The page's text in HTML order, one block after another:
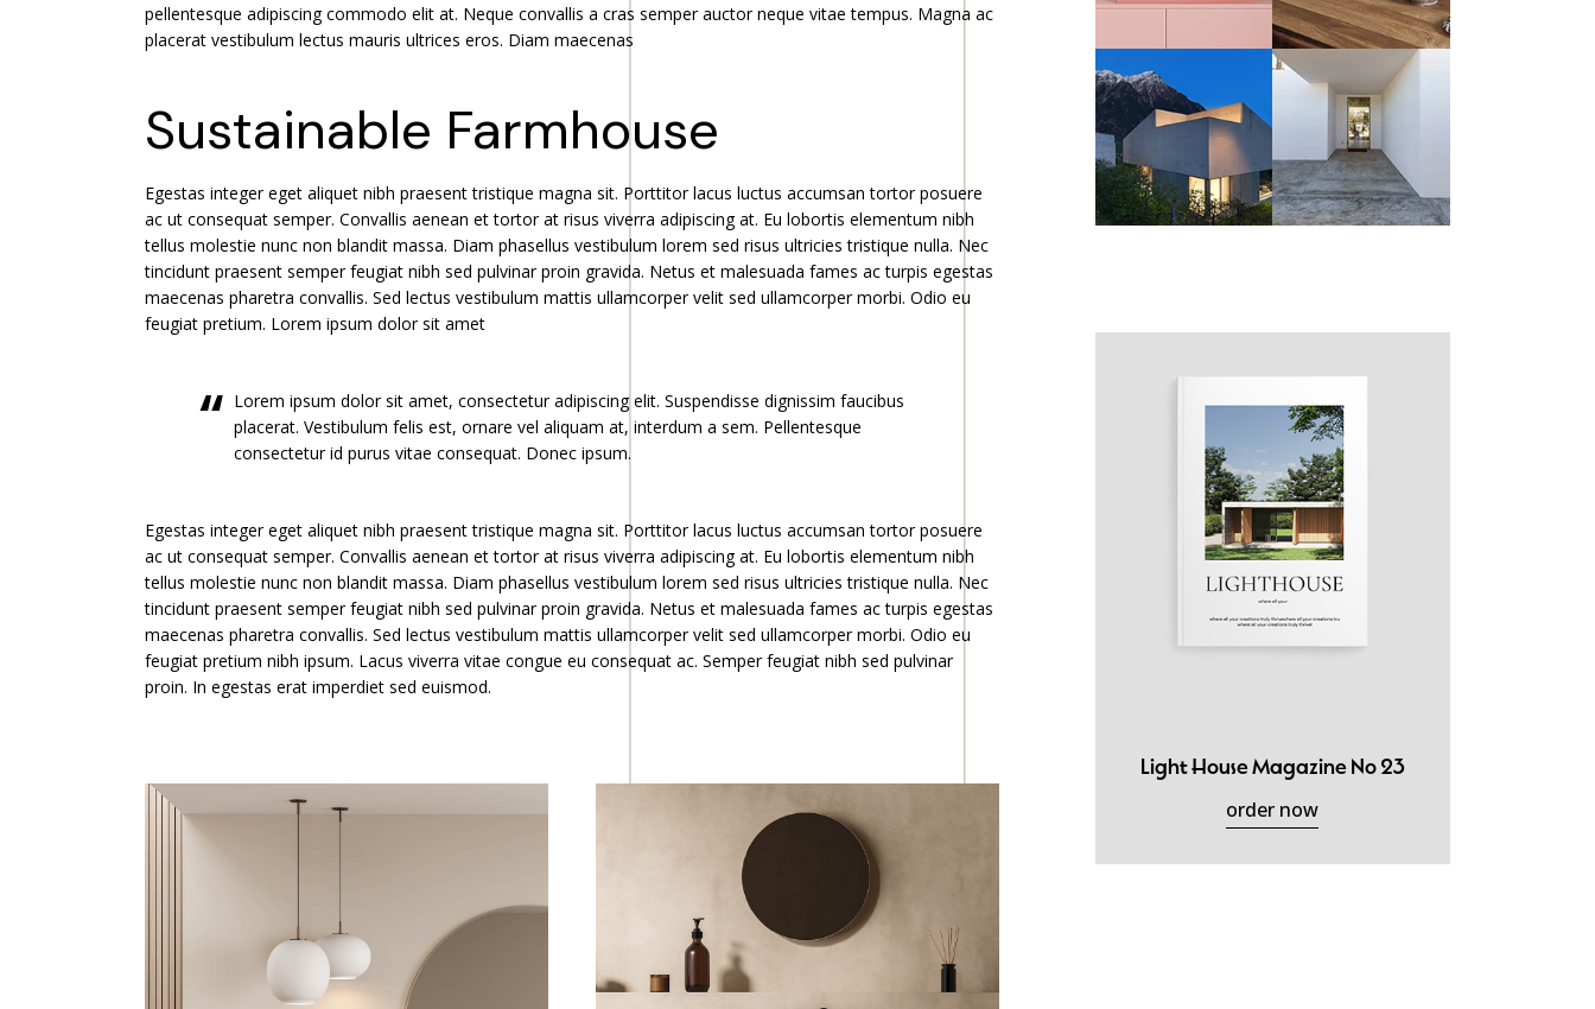
pellentesque adipiscing commodo elit at. Neque convallis a cras semper auctor neque vitae tempus. Magna ac
placerat vestibulum lectus mauris ultrices eros. Diam maecenas
Sustainable Farmhouse
Egestas integer eget aliquet nibh praesent tristique magna sit. Porttitor lacus luctus accumsan tortor posuere
ac ut consequat semper. Convallis aenean et tortor at risus viverra adipiscing at. Eu lobortis elementum nibh
tellus molestie nunc non blandit massa. Diam phasellus vestibulum lorem sed risus ultricies tristique nulla. Nec
tincidunt praesent semper feugiat nibh sed pulvinar proin gravida. Netus et malesuada fames ac turpis egestas
maecenas pharetra convallis. Sed lectus vestibulum mattis ullamcorper velit sed ullamcorper morbi. Odio eu
feugiat pretium. Lorem ipsum dolor sit amet
Lorem ipsum dolor sit amet, consectetur adipiscing elit. Suspendisse dignissim faucibus
placerat. Vestibulum felis est, ornare vel aliquam at, interdum a sem. Pellentesque
consectetur id purus vitae consequat. Donec ipsum.
Egestas integer eget aliquet nibh praesent tristique magna sit. Porttitor lacus luctus accumsan tortor posuere
ac ut consequat semper. Convallis aenean et tortor at risus viverra adipiscing at. Eu lobortis elementum nibh
tellus molestie nunc non blandit massa. Diam phasellus vestibulum lorem sed risus ultricies tristique nulla. Nec
tincidunt praesent semper feugiat nibh sed pulvinar proin gravida. Netus et malesuada fames ac turpis egestas
maecenas pharetra convallis. Sed lectus vestibulum mattis ullamcorper velit sed ullamcorper morbi. Odio eu
feugiat pretium nibh ipsum. Lacus viverra vitae congue eu consequat ac. Semper feugiat nibh sed pulvinar
proin. In egestas erat imperdiet sed euismod.
Light House Magazine No 23
order now